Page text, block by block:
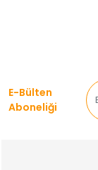
E-Bülten
Aboneliği